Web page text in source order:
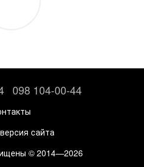
098 104-00-44
сайта
© 2014—2026